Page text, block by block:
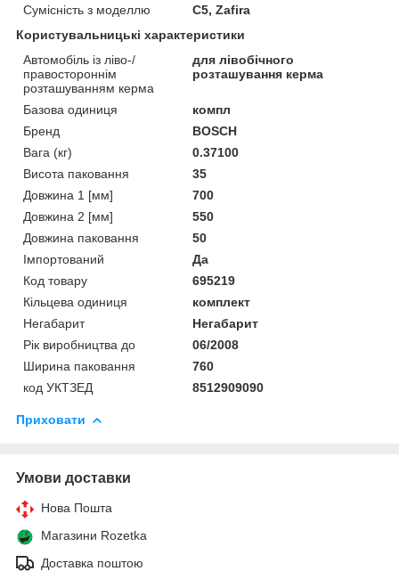
Сумісність з моделлю
C5, Zafira
Користувальницькі характеристики
Автомобіль із ліво-/
правостороннім
розташуванням керма
для лівобічного
розташування керма
Базова одиниця
компл
Бренд
BOSCH
Вага (кг)
0.37100
Висота паковання
35
Довжина 1 [мм]
700
Довжина 2 [мм]
550
Довжина паковання
50
Імпортований
Да
Код товару
695219
Кільцева одиниця
комплект
Негабарит
Негабарит
Рік виробництва до
06/2008
Ширина паковання
760
код УКТЗЕД
8512909090
Приховати
Умови доставки
Нова Пошта
Магазини Rozetka
Доставка поштою